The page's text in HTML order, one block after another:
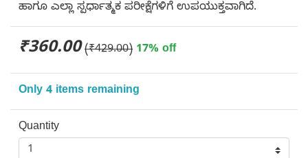
ಹಾಗೂ ಎಲ್ಲಾ ಸ್ಪರ್ಧಾತ್ಮಕ ಪರೀಕ್ಷೆಗಳಿಗೆ ಉಪಯುಕ್ತವಾಗಿದೆ.
₹360.00 (₹429.00) 17% off
Only 4 items remaining
Quantity